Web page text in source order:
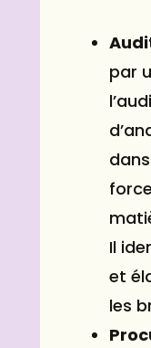
par
Il
et
les